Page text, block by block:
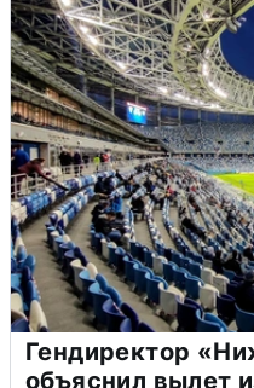
Гендиректор
объяснил вылет